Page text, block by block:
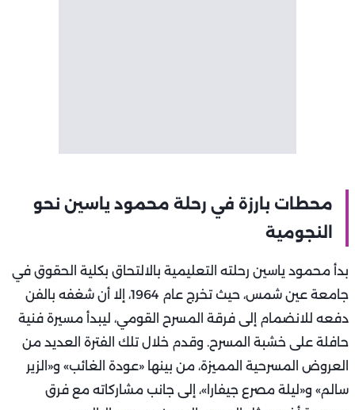
محطات بارزة في رحلة محمود ياسين نحو
النجومية
بدأ محمود ياسين رحلته التعليمية بالالتحاق بكلية الحقوق في
جامعة عين شمس، حيث تخرج عام 1964، إلا أن شغفه بالفن
دفعه للانضمام إلى فرقة المسرح القومي، ليبدأ مسيرة فنية
حافلة على خشبة المسرح. وقدم خلال تلك الفترة العديد من
العروض المسرحية المميزة، من بينها «عودة الغائب» و«الزير
سالم» و«ليلة مصرع جيفارا»، إلى جانب مشاركاته مع فرق